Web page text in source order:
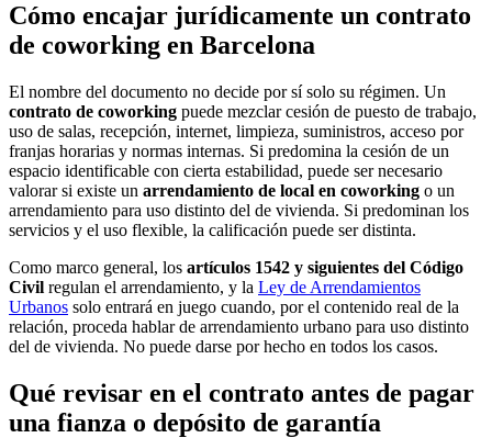
Cómo encajar jurídicamente un contrato
de coworking en Barcelona
El nombre del documento no decide por sí solo su régimen. Un
contrato de coworking puede mezclar cesión de puesto de trabajo,
uso de salas, recepción, internet, limpieza, suministros, acceso por
franjas horarias y normas internas. Si predomina la cesión de un
espacio identificable con cierta estabilidad, puede ser necesario
valorar si existe un arrendamiento de local en coworking o un
arrendamiento para uso distinto del de vivienda. Si predominan los
servicios y el uso flexible, la calificación puede ser distinta.
Como marco general, los artículos 1542 y siguientes del Código
Civil regulan el arrendamiento, y la Ley de Arrendamientos
Urbanos solo entrará en juego cuando, por el contenido real de la
relación, proceda hablar de arrendamiento urbano para uso distinto
del de vivienda. No puede darse por hecho en todos los casos.
Qué revisar en el contrato antes de pagar
una fianza o depósito de garantía